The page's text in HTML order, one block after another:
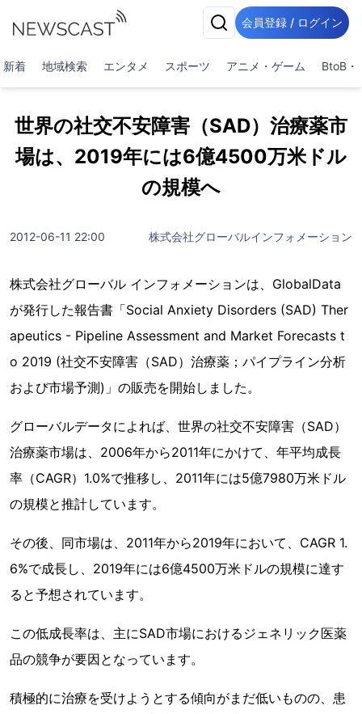
会員登録 / ログイン
新着 地域検索 エンタメ スポーツ アニメ・ゲーム BtoB・
世界の社交不安障害（SAD）治療薬市
場は、2019年には6億4500万米ドル
の規模へ
2012-06-11 22:00 株式会社グローバルインフォメーション
株式会社グローバル インフォメーションは、GlobalData
が発行した報告書「Social Anxiety Disorders (SAD) Ther
apeutics - Pipeline Assessment and Market Forecasts t
o 2019 (社交不安障害（SAD）治療薬；パイプライン分析
および市場予測)」の販売を開始しました。
グローバルデータによれば、世界の社交不安障害（SAD）
治療薬市場は、2006年から2011年にかけて、年平均成長
率（CAGR）1.0%で推移し、2011年には5億7980万米ドル
の規模と推計しています。
その後、同市場は、2011年から2019年において、CAGR 1.
6%で成長し、2019年には6億4500万米ドルの規模に達す
ると予想されています。
この低成長率は、主にSAD市場におけるジェネリック医薬
品の競争が要因となっています。
積極的に治療を受けようとする傾向がまだ低いものの、患